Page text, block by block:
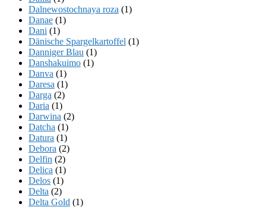
Dalnewostochnaya roza (1)
Danae (1)
Dani (1)
Dänische Spargelkartoffel (1)
Danniger Blau (1)
Danshakuimo (1)
Danva (1)
Daresa (1)
Darga (2)
Daria (1)
Darwina (2)
Datcha (1)
Datura (1)
Debora (2)
Delfin (2)
Delica (1)
Delos (1)
Delta (2)
Delta Gold (1)